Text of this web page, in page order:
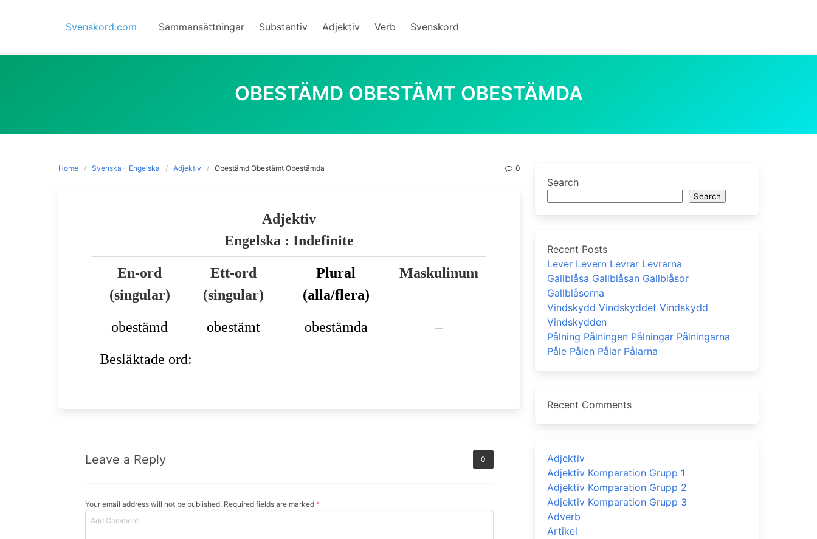
Svenskord.com Sammansättningar Substantiv Adjektiv Verb Svenskord
OBESTÄMD OBESTÄMT OBESTÄMDA
Home Svenska – Engelska Adjektiv Obestämd Obestämt Obestämda 0
Adjektiv
Engelska : Indefinite
En-ord
(singular)
Ett-ord
(singular)
Plural
(alla/flera)
Maskulinum
obestämd obestämt obestämda –
Besläktade ord:
Leave a Reply 0
Your email address will not be published. Required fields are marked *
Search
Search
Recent Posts
Lever Levern Levrar Levrarna
Gallblåsa Gallblåsan Gallblåsor
Gallblåsorna
Vindskydd Vindskyddet Vindskydd
Vindskydden
Pålning Pålningen Pålningar Pålningarna
Påle Pålen Pålar Pålarna
Recent Comments
Adjektiv
Adjektiv Komparation Grupp 1
Adjektiv Komparation Grupp 2
Adjektiv Komparation Grupp 3
Adverb
Artikel